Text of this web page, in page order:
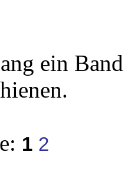
ein
1 2